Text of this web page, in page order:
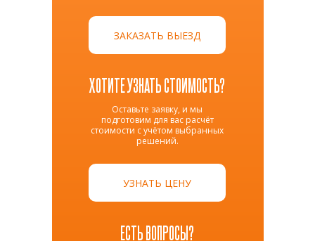
ЗАКАЗАТЬ ВЫЕЗД
ХОТИТЕ УЗНАТЬ СТОИМОСТЬ?
Оставьте заявку, и мы
подготовим для вас расчёт
стоимости с учётом выбранных
решений.
УЗНАТЬ ЦЕНУ
ЕСТЬ ВОПРОСЫ?